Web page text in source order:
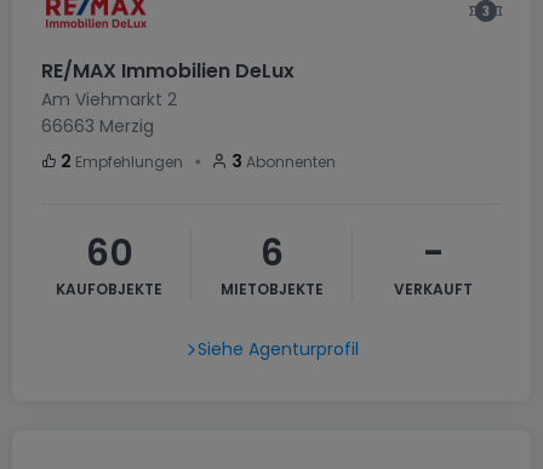
RE/MAX Immobilien DeLux
Am Viehmarkt 2
66663 Merzig
2 Empfehlungen ・ 3 Abonnenten
60
KAUFOBJEKTE
6
MIETOBJEKTE
-
VERKAUFT
Siehe Agenturprofil